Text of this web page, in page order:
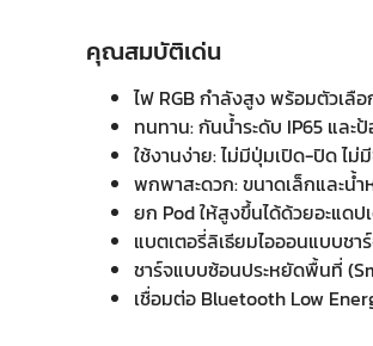
คุณสมบัติเด่น
ไฟ RGB กำลังสูง พร้อมตัวเลื
ทนทาน: กันน้ำระดับ IP65 และ
ใช้งานง่าย: ไม่มีปุ่มเปิด-ปิด ไม่
พกพาสะดวก: ขนาดเล็กและน้ำ
ยก Pod ให้สูงขึ้นได้ด้วยอะแดป
แบตเตอรี่ลิเธียมไอออนแบบชา
ชาร์จแบบซ้อนประหยัดพื้นที่
เชื่อมต่อ Bluetooth Low